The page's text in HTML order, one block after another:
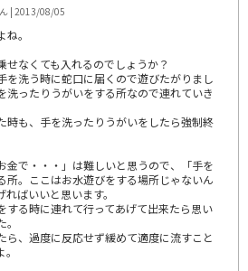
| 2013/08/05
。
せなくても入れるのでしょうか？
を洗う時に蛇口に届くので遊びたがりまし
洗ったりうがいをする所なので連れていき
時も、手を洗ったりうがいをしたら強制終
金で・・・」は難しいと思うので、「手を
所。ここはお水遊びをする場所じゃないん
ばいいと思います。
する時に連れて行ってあげて出来たら思い
ら、過度に反応せず緩めて適度に流すこと